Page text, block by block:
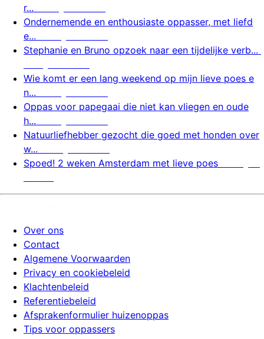
r...
Ondernemende en enthousiaste oppasser, met liefd
e...
Stephanie en Bruno opzoek naar een tijdelijke verb...
Wie komt er een lang weekend op mijn lieve poes e
n...
Oppas voor papegaai die niet kan vliegen en oude
h...
Natuurliefhebber gezocht die goed met honden over
w...
Spoed! 2 weken Amsterdam met lieve poes
Over ons
Contact
Algemene Voorwaarden
Privacy en cookiebeleid
Klachtenbeleid
Referentiebeleid
Afsprakenformulier huizenoppas
Tips voor oppassers